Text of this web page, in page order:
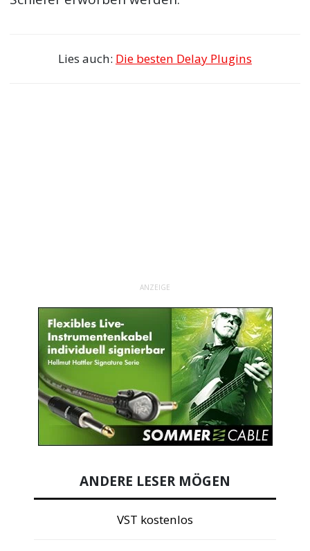
Lies auch: Die besten Delay Plugins
ANZEIGE
ANDERE LESER MÖGEN
VST kostenlos